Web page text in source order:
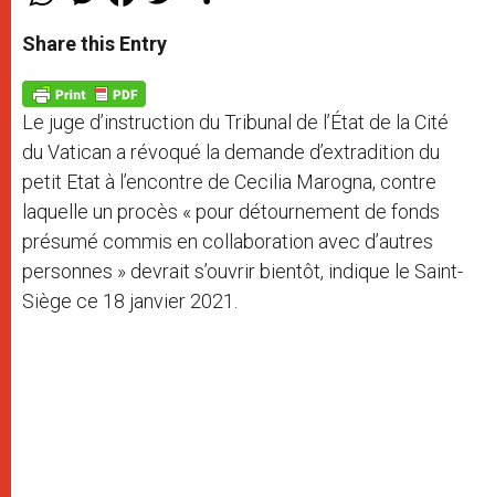
t
s
p
p
s
e
g
e
r
e
b
o
k
Share this Entry
Le juge d’instruction du Tribunal de l’État de la Cité
du Vatican a révoqué la demande d’extradition du
petit Etat à l’encontre de Cecilia Marogna, contre
laquelle un procès « pour détournement de fonds
présumé commis en collaboration avec d’autres
personnes » devrait s’ouvrir bientôt, indique le Saint-
Siège ce 18 janvier 2021.